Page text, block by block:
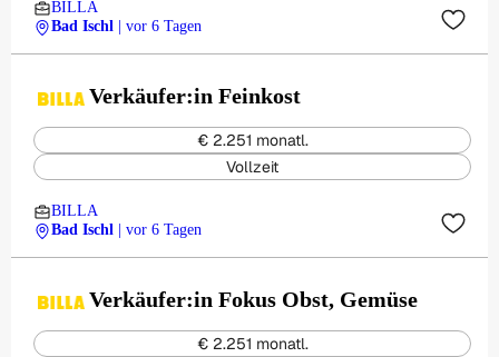
BILLA
Bad Ischl
| vor 6 Tagen
Verkäufer:in Feinkost
€ 2.251 monatl.
Vollzeit
BILLA
Bad Ischl
| vor 6 Tagen
Verkäufer:in Fokus Obst, Gemüse
€ 2.251 monatl.